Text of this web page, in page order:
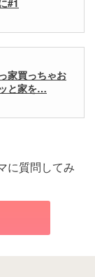
家買っちゃお
と家を…
に質問してみ